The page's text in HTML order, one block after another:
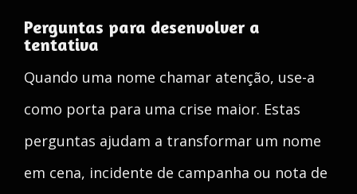
Perguntas para desenvolver a
tentativa
Quando uma nome chamar atenção, use-a
como porta para uma crise maior. Estas
perguntas ajudam a transformar um nome
em cena, incidente de campanha ou nota de